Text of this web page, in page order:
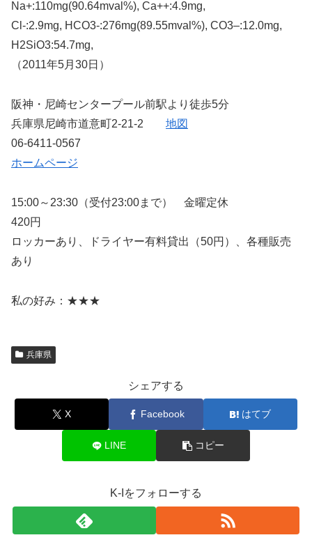
Na+:110mg(90.64mval%), Ca++:4.9mg,
Cl-:2.9mg, HCO3-:276mg(89.55mval%), CO3–:12.0mg,
H2SiO3:54.7mg,
（2011年5月30日）
阪神・尼崎センタープール前駅より徒歩5分
兵庫県尼崎市道意町2-21-2 地図
06-6411-0567
ホームページ
15:00～23:30（受付23:00まで） 金曜定休
420円
ロッカーあり、ドライヤー有料貸出（50円）、各種販売
あり
私の好み：★★★
兵庫県
シェアする
X Facebook はてブ
LINE コピー
K-Iをフォローする